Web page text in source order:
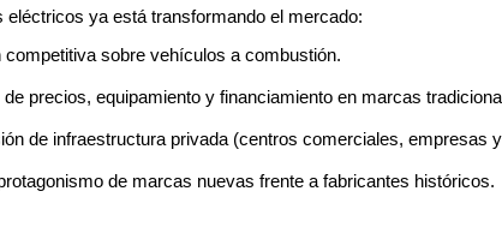
eléctricos ya está transformando el mercado:
competitiva sobre vehículos a combustión.
precios, equipamiento y financiamiento en marcas
de infraestructura privada (centros comerciales, empresas
de marcas nuevas frente a fabricantes históricos.